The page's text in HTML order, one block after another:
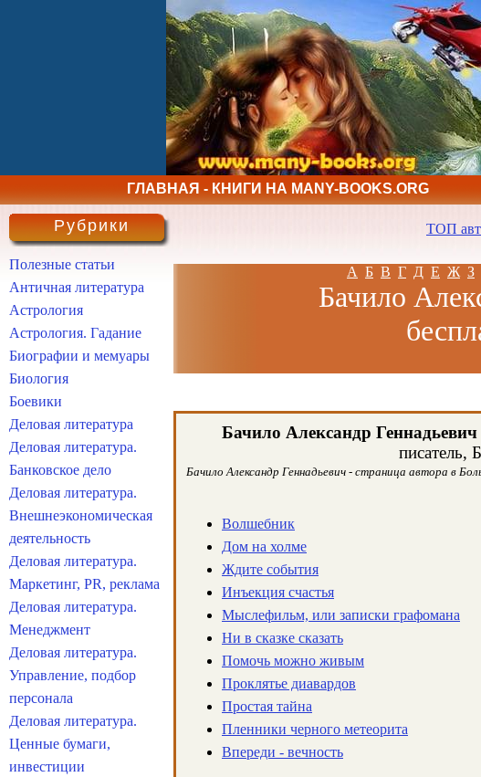
ГЛАВНАЯ - КНИГИ НА MANY-BOOKS.ORG
ТОП
А Б В Г Д Е Ж З
Бачило
Бачило Александр Геннадьевич
писатель,
Бачило Александр Геннадьевич - страница автора в
Волшебник
Дом на холме
Ждите события
Инъекция счастья
Мыслефильм, или записки графомана
Ни в сказке сказать
Помочь можно живым
Проклятье диавардов
Простая тайна
Пленники черного метеорита
Впеpеди - вечность
Рубрики
Полезные статьи
Античная литература
Астрология
Астрология. Гадание
Биографии и мемуары
Биология
Боевики
Деловая литература
Деловая литература.
Банковское дело
Деловая литература.
Внешнеэкономическая
деятельность
Деловая литература.
Маркетинг, PR, реклама
Деловая литература.
Менеджмент
Деловая литература.
Управление, подбор
персонала
Деловая литература.
Ценные бумаги,
инвестиции